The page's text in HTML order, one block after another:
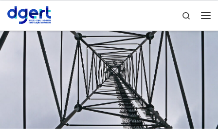
Skip to content
Search